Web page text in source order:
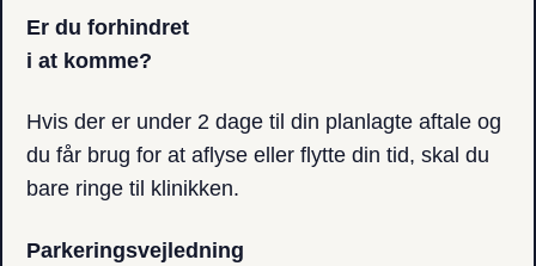
Er du forhindret
i at komme?
Hvis der er under 2 dage til din planlagte aftale og
du får brug for at aflyse eller​ flytte din tid, skal du
bare ringe til klinikken.
Parkerings­vejledning